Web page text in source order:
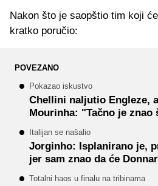
Nakon što je saopštio tim koji
kratko poručio:
POVEZANO
Pokazao iskustvo
Chellini naljutio Engleze,
Mourinha: "Tačno je znao
Italijan se našalio
Jorginho: Isplanirano je,
jer sam znao da će
Totalni haos u finalu na tribinama